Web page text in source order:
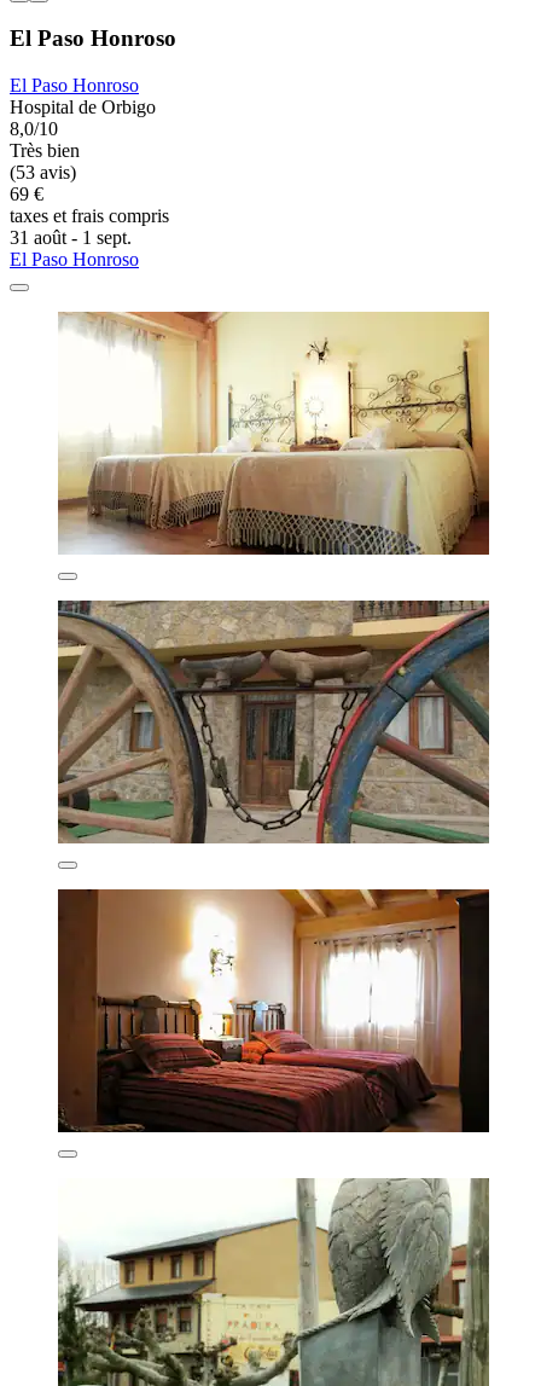
El Paso Honroso
El Paso Honroso
Hospital de Orbigo
8,0/10
Très bien
(53 avis)
69 €
taxes et frais compris
31 août - 1 sept.
El Paso Honroso